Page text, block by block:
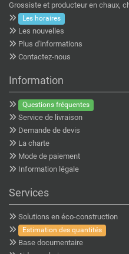
Grossiste et producteur en chaux,
Les horaires
Les nouvelles
Plus d'informations
Contactez-nous
Information
Questions fréquentes
Service de livraison
Demande de devis
La charte
Mode de paiement
Information légale
Services
Solutions en éco-construction
Estimation des quantités
Base documentaire